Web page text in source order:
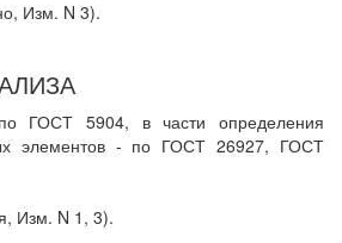
Изм. N 3).
ГОСТ 5904, в части определения
элементов - по ГОСТ 26927, ГОСТ
Изм. N 1, 3).